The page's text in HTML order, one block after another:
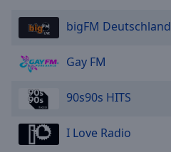
bigFM Deutschland
Gay FM
90s90s HITS
I Love Radio